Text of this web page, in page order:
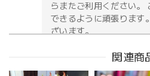
らまたご利用ください。
できるように頑張ります
ざいます。
関連商